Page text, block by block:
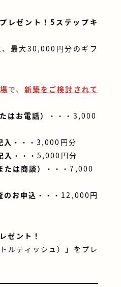
レゼント！5ステップキ
最大30,000円分のギフ
で、 新築をご検討されて
はお電話）
・・・3,000
入 ・・・3,000円分
入 ・・・5,000円分
は商談）
・・・7,000
のお申込 ・・・12,000円
ゼント！
ルティッシュ）」をプレ